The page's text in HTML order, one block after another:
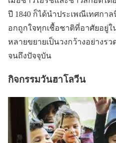
ปี 1840 ก็ได้นำประเพณีเทศกา
อกถูกใจทุกเชื้อชาติที่อาศัยอยู่ใ
หลายขยายเป็นวงกว้างอย่างร
จนถึงปัจจุบัน
กิจกรรมวันฮาโลวีน